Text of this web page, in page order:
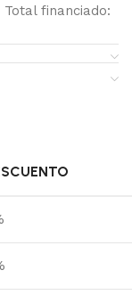
Total financiado: